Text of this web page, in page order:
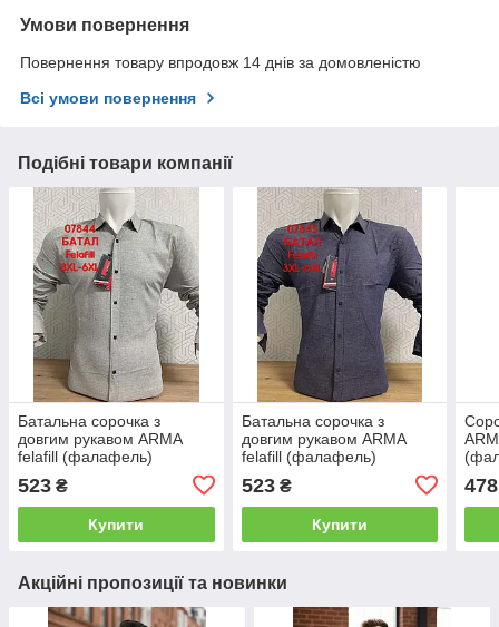
Умови повернення
Повернення товару впродовж 14 днів за домовленістю
Всі умови повернення
Подібні товари компанії
Батальна сорочка з
довгим рукавом ARMA
felafill (фалафель)
523 ₴
Купити
Батальна сорочка з
довгим рукавом ARMA
felafill (фалафель)
523₴
Купити
478
Акційні пропозиції та новинки